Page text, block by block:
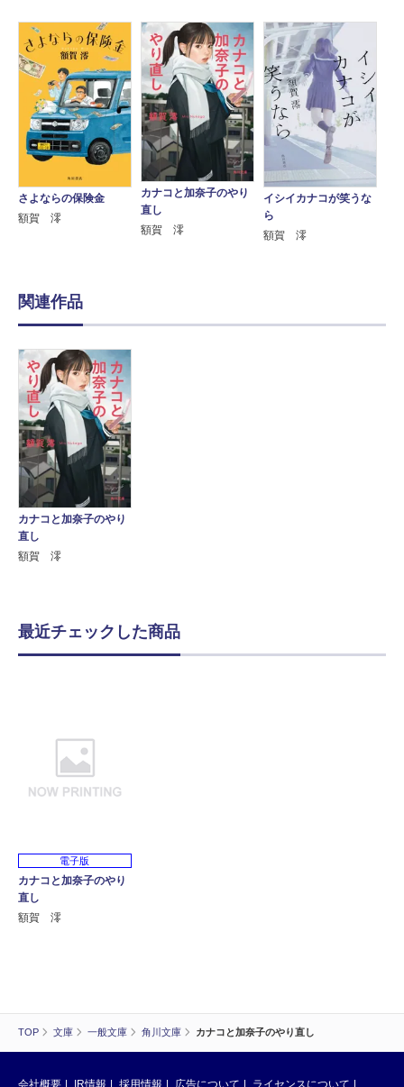
TOP 文庫 一般文庫 角川文庫 カナコと加奈子のやり直し
さよならの保険金
額賀 澪
カナコと加奈子のやり
直し
額賀 澪
イシイカナコが笑うな
ら
額賀 澪
関連作品
カナコと加奈子のやり
直し
額賀 澪
最近チェックした商品
電子版
カナコと加奈子のやり
直し
額賀 澪